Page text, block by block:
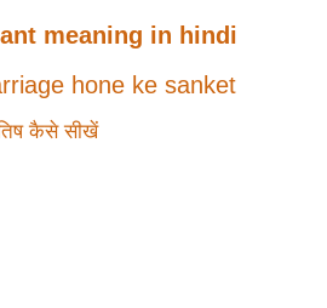
meaning in hindi
hone ke sanket
कैसे सीखें